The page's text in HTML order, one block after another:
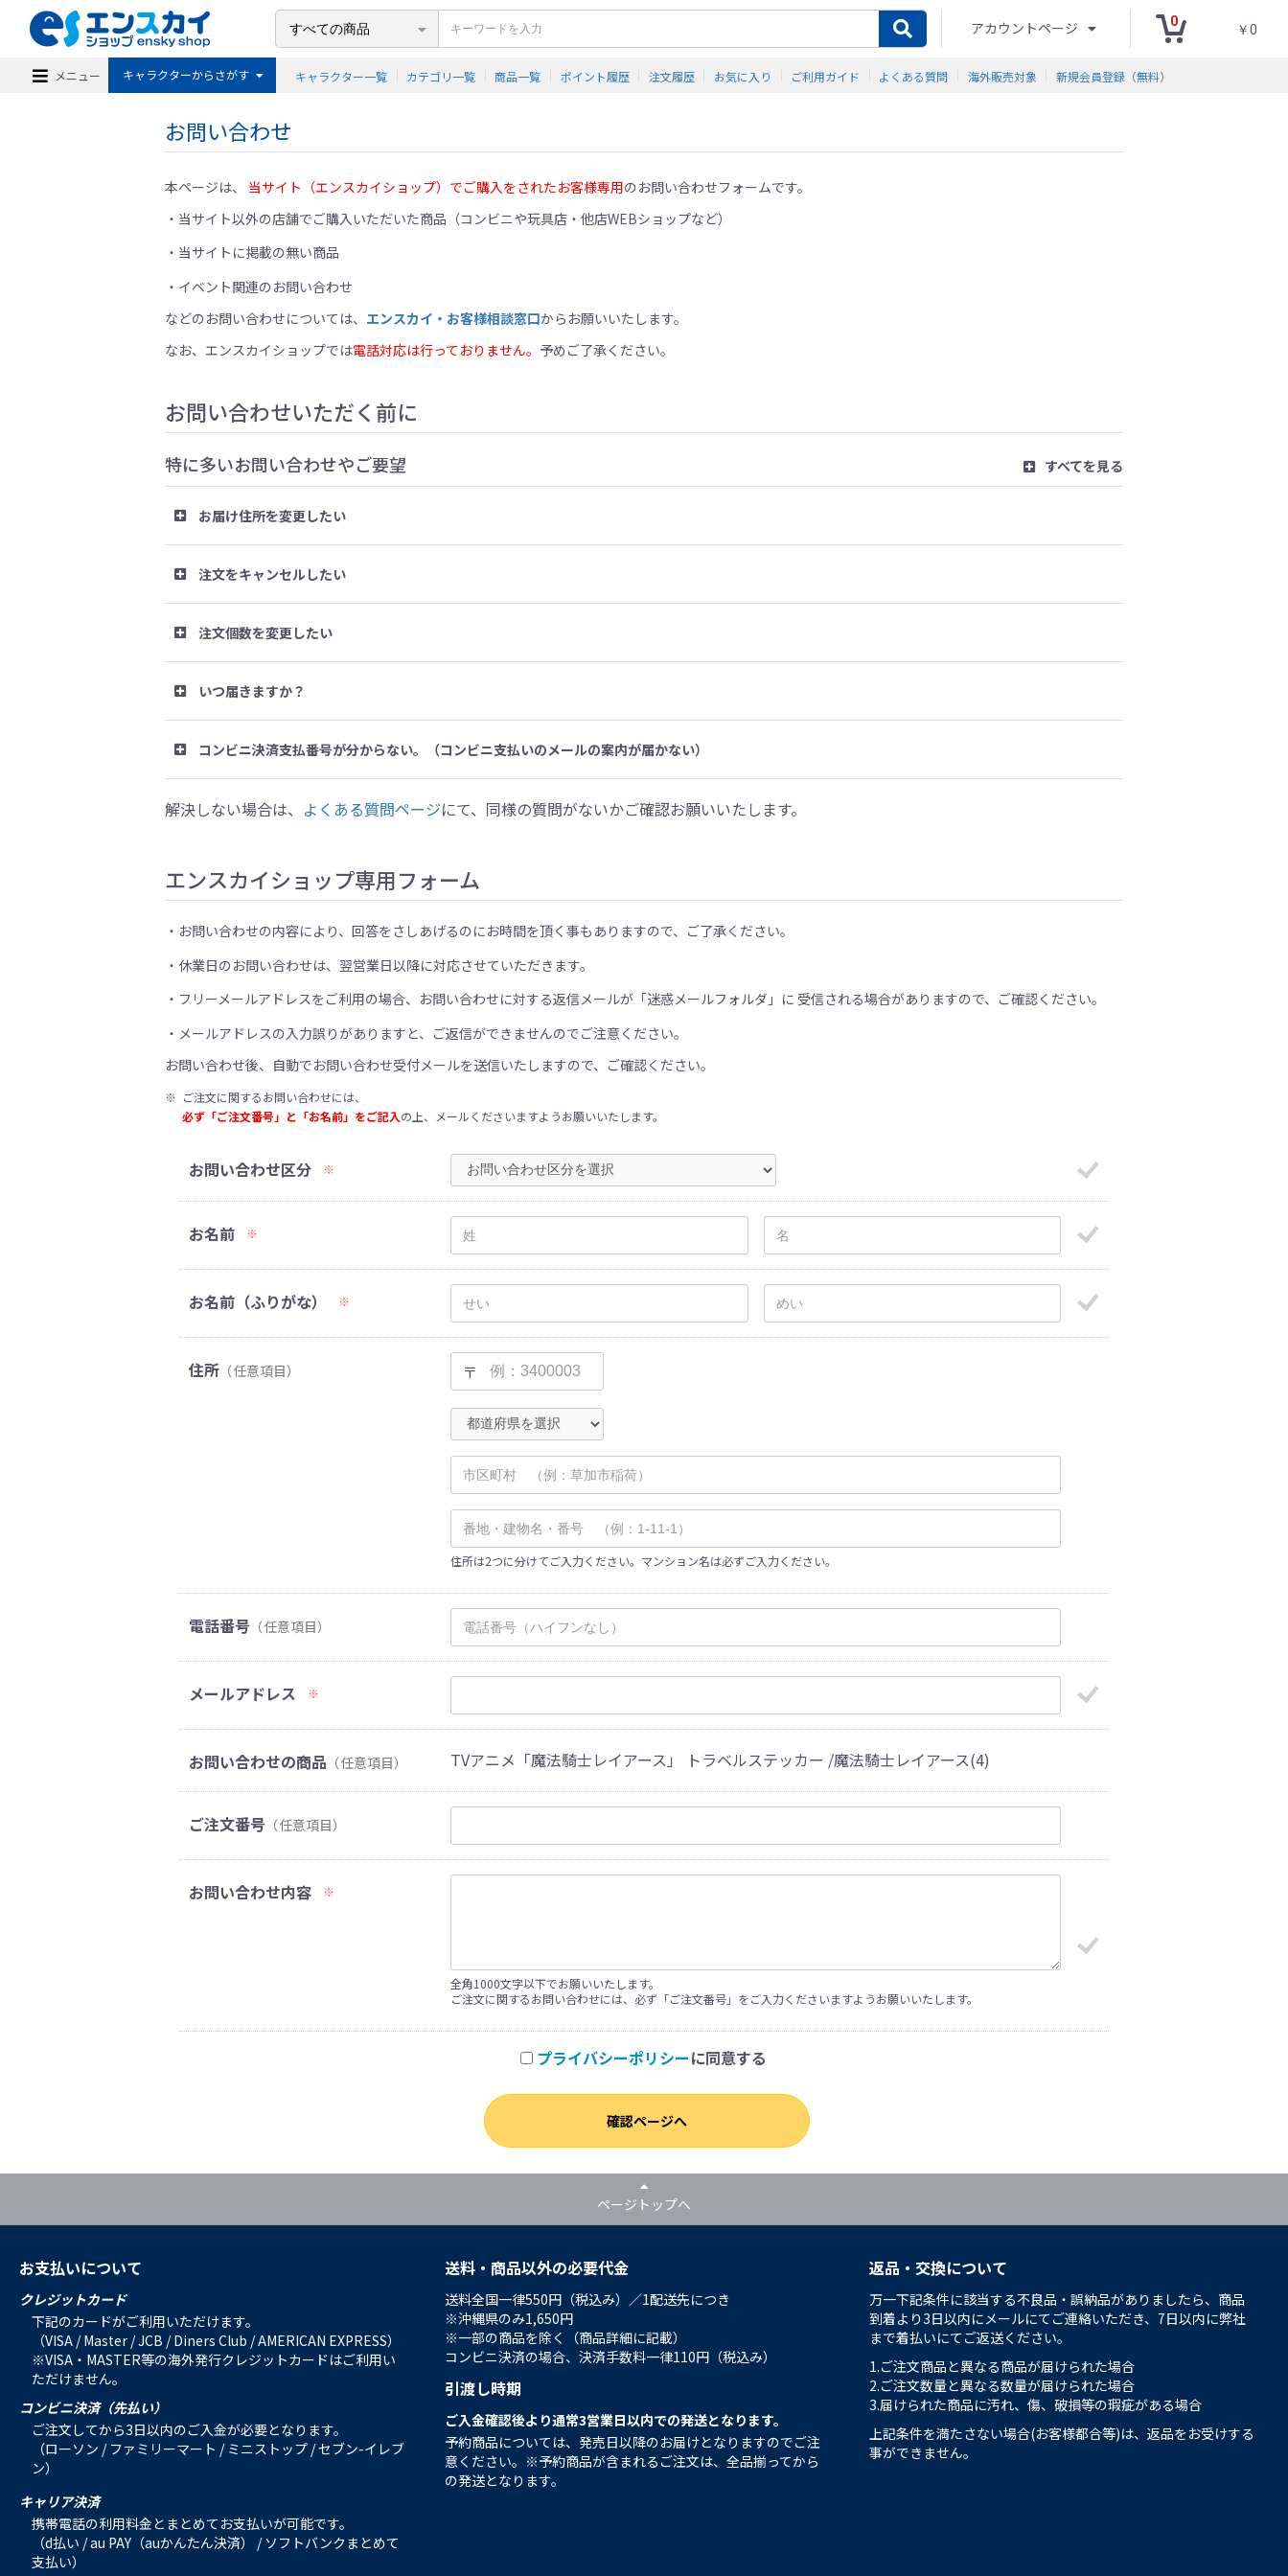
アカウントページ 0
￥0
メニュー キャラクターからさがす キャラクター一覧 カテゴリ一覧 商品一覧 ポイント履歴 注文履歴 お気に入り ご利用ガイド よくある質問 海外販売対象 新規会員登録（無料）
お問い合わせ
本ページは、 当サイト（エンスカイショップ）でご購入をされたお客様専用のお問い合わせフォームです。
当サイト以外の店舗でご購入いただいた商品（コンビニや玩具店・他店WEBショップなど）
当サイトに掲載の無い商品
イベント関連のお問い合わせ
などのお問い合わせについては、 エンスカイ・お客様相談窓口からお願いいたします。
なお、エンスカイショップでは電話対応は行っておりません。 予めご了承ください。
お問い合わせいただく前に
特に多いお問い合わせやご要望 すべてを見る
お届け住所を変更したい
注文をキャンセルしたい
注文個数を変更したい
いつ届きますか？
コンビニ決済支払番号が分からない。（コンビニ支払いのメールの案内が届かない）
解決しない場合は、 よくある質問ページにて、同様の質問がないかご確認お願いいたします。
エンスカイショップ専用フォーム
お問い合わせの内容により、回答をさしあげるのにお時間を頂く事もありますので、ご了承ください。
休業日のお問い合わせは、翌営業日以降に対応させていただきます。
フリーメールアドレスをご利用の場合、お問い合わせに対する返信メールが「迷惑メールフォルダ」に 受信される場合がありますので、ご確認ください。
メールアドレスの入力誤りがありますと、ご返信ができませんのでご注意ください。
お問い合わせ後、自動でお問い合わせ受付メールを送信いたしますので、ご確認ください。
※ ご注文に関するお問い合わせには、
必ず「ご注文番号」と「お名前」をご記入の上、メールくださいますようお願いいたします。
お問い合わせ区分 ※
お名前 ※
お名前（ふりがな） ※
住所 （任意項目） 〒
住所は2つに分けてご入力ください。マンション名は必ずご入力ください。
電話番号 （任意項目）
メールアドレス ※
お問い合わせの商品 （任意項目） TVアニメ「魔法騎士レイアース」 トラベルステッカー /魔法騎士レイアース(4)
ご注文番号 （任意項目）
お問い合わせ内容 ※
全角1000文字以下でお願いいたします。
ご注文に関するお問い合わせには、必ず「ご注文番号」をご入力くださいますようお願いいたします。
プライバシーポリシーに同意する
確認ページへ
ページトップへ
お支払いについて
クレジットカード
下記のカードがご利用いただけます。
（VISA / Master / JCB / Diners Club / AMERICAN EXPRESS）
※VISA・MASTER等の海外発行クレジットカードはご利用い
ただけません。
コンビニ決済（先払い）
ご注文してから3日以内のご入金が必要となります。
（ローソン / ファミリーマート / ミニストップ / セブン-イレブ
ン）
キャリア決済
携帯電話の利用料金とまとめてお支払いが可能です。
（d払い / au PAY（auかんたん決済） / ソフトバンクまとめて
支払い）
送料・商品以外の必要代金
送料全国一律550円（税込み）／1配送先につき
※沖縄県のみ1,650円
※一部の商品を除く（商品詳細に記載）
コンビニ決済の場合、決済手数料一律110円（税込み）
引渡し時期
ご入金確認後より通常3営業日以内での発送となります。
予約商品については、発売日以降のお届けとなりますのでご注
意ください。※予約商品が含まれるご注文は、全品揃ってから
の発送となります。
返品・交換について
万一下記条件に該当する不良品・誤納品がありましたら、商品
到着より3日以内にメールにてご連絡いただき、7日以内に弊社
まで着払いにてご返送ください。
1.ご注文商品と異なる商品が届けられた場合
2.ご注文数量と異なる数量が届けられた場合
3.届けられた商品に汚れ、傷、破損等の瑕疵がある場合
上記条件を満たさない場合(お客様都合等)は、返品をお受けする
事ができません。